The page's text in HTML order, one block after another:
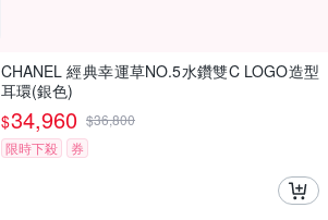
CHANEL 經典幸運草NO.5水鑽雙C LOGO造型
耳環(銀色)
$34,960 $36,800
限時下殺
券